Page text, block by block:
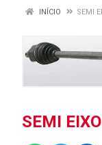
INÍCIO SEMI
SEMI